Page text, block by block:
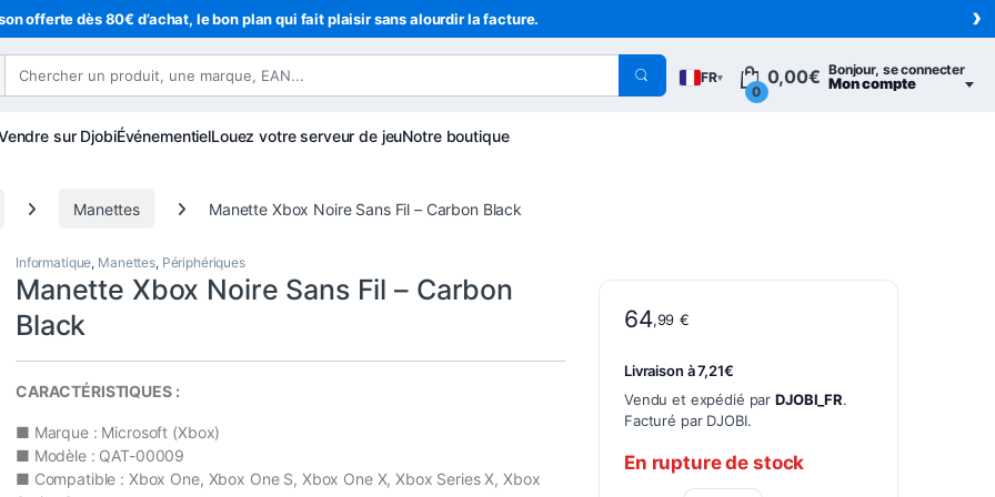
offerte dès 80€ d’achat, le bon plan qui fait plaisir sans alourdir la facture. ›
FR▾ Bonjour, se connecter
Mon compte
0
0,00€
sur DjobiÉvénementielLouez votre serveur de jeuNotre boutique
Manettes Manette Xbox Noire Sans Fil – Carbon Black
Informatique, Manettes, Périphériques
Manette Xbox Noire Sans Fil – Carbon
Black
CARACTÉRISTIQUES :
■ Marque : Microsoft (Xbox)
■ Modèle : QAT-00009
■ Compatible : Xbox One, Xbox One S, Xbox One X, Xbox Series X, Xbox
64,99 €
Livraison à 7,21€
Vendu et expédié parDJOBI_FR.
Facturé par DJOBI.
En rupture de stock